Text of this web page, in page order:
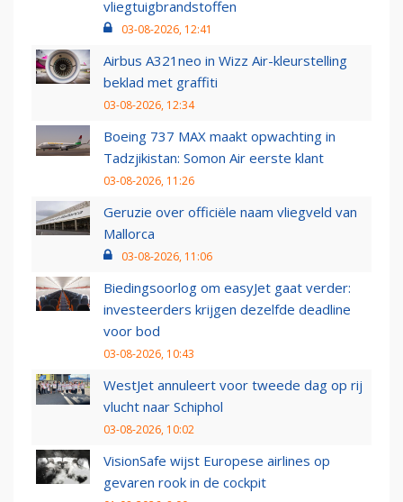
vliegtuigbrandstoffen
03-08-2026, 12:41
Airbus A321neo in Wizz Air-kleurstelling
beklad met graffiti
03-08-2026, 12:34
Boeing 737 MAX maakt opwachting in
Tadzjikistan: Somon Air eerste klant
03-08-2026, 11:26
Geruzie over officiële naam vliegveld van
Mallorca
03-08-2026, 11:06
Biedingsoorlog om easyJet gaat verder:
investeerders krijgen dezelfde deadline
voor bod
03-08-2026, 10:43
WestJet annuleert voor tweede dag op rij
vlucht naar Schiphol
03-08-2026, 10:02
VisionSafe wijst Europese airlines op
gevaren rook in de cockpit